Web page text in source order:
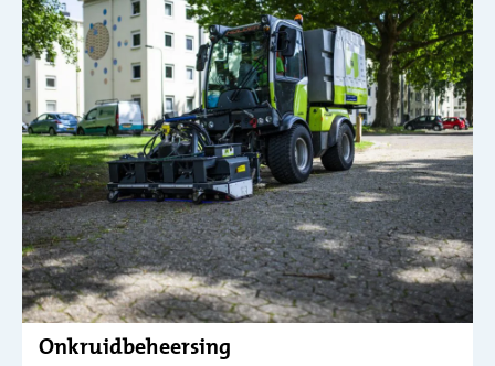
Onkruidbeheersing